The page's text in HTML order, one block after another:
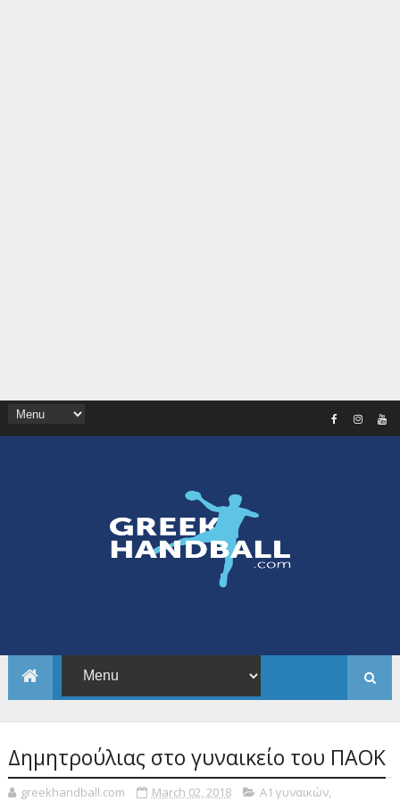
Δημητρούλιας στο γυναικείο του ΠΑΟΚ
greekhandball.com March 02, 2018 Α1 γυναικών,